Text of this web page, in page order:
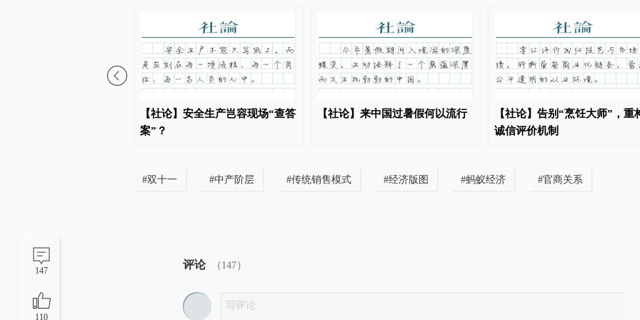
147
110
【社论】安全生产岂容现场“查答
案”？
【社论】来中国过暑假何以流行
【社论】告别“烹饪大师”，重
诚信评价机制
#双十一 #中产阶层 #传统销售模式 #经济版图 #蚂蚁经济 #官商关系
评论 （147）